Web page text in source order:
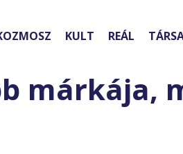
KULT REÁL
márkája,